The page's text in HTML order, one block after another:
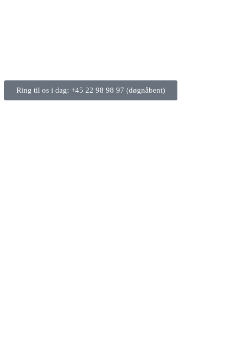
Ring til os i dag: +45 22 98 98 97 (døgnåbent)